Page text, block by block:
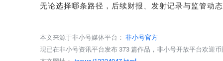
无论选择哪条路径，后续财报、发射记录与监管动
本文来源于非小号媒体平台： 非小号官方
现已在非小号资讯平台发布 373 篇作品，非小号开放平台欢迎